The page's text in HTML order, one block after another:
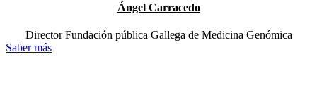
Ángel Carracedo
Director Fundación pública Gallega de Medicina Genómica
Saber más